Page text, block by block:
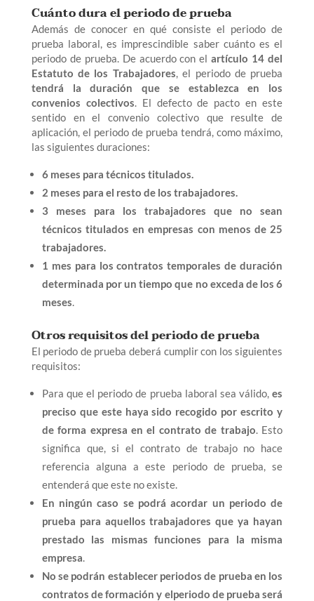
Cuánto dura el periodo de prueba
Además de conocer en qué consiste el periodo de
prueba laboral, es imprescindible saber cuánto es el
periodo de prueba. De acuerdo con elartículo 14 del
Estatuto de los Trabajadores, el periodo de prueba
tendrá la duración que se establezca en los
convenios colectivos. El defecto de pacto en este
sentido en el convenio colectivo que resulte de
aplicación, el periodo de prueba tendrá, como máximo,
las siguientes duraciones:
6 meses para técnicos titulados.
2 meses para el resto de los trabajadores.
3 meses para los trabajadores que no sean
técnicos titulados en empresas con menos de 25
trabajadores.
1 mes para los contratos temporales de duración
determinada por un tiempo que no exceda de los 6
meses.
Otros requisitos del periodo de prueba
El periodo de prueba deberá cumplir con los siguientes
requisitos:
Para que el periodo de prueba laboral sea válido,es
preciso que este haya sido recogido por escrito y
de forma expresa en el contrato de trabajo. Esto
significa que, si el contrato de trabajo no hace
referencia alguna a este periodo de prueba, se
entenderá que este no existe.
En ningún caso se podrá acordar un periodo de
prueba para aquellos trabajadores que ya hayan
prestado las mismas funciones para la misma
empresa.
No se podrán establecer periodos de prueba en los
contratos de formación y elperiodo de prueba será